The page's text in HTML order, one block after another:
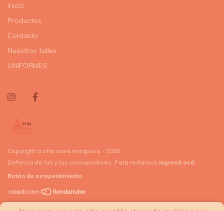
Inicio
Productos
Contacto
Nuestros talles
UNIFORMES
Copyright a otra cosa mariposa - 2026
Defensa de las y los consumidores. Para reclamos ingresá acá.
Botón de arrepentimiento